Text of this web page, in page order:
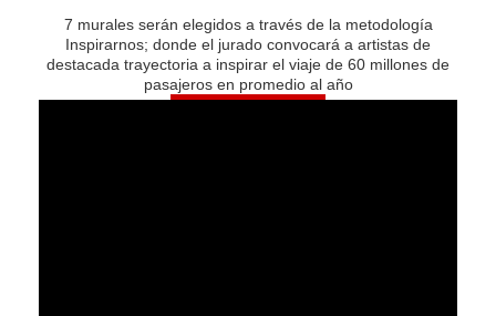
7 murales serán elegidos a través de la metodología
Inspirarnos; donde el jurado convocará a artistas de
destacada trayectoria a inspirar el viaje de 60 millones de
pasajeros en promedio al año